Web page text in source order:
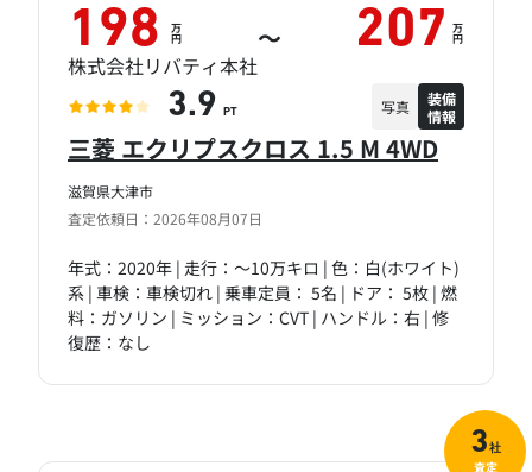
滋賀県大津市
査定依頼日：2026年08月07日
三菱 エクリプスクロス 1.5 M 4WD
年式：2020年 | 走行：～10万キロ | 色：白(ホワイト)
系 | 車検：車検切れ | 乗車定員： 5名 | ドア： 5枚 | 燃
料：ガソリン | ミッション：CVT | ハンドル：右 | 修
復歴：なし
198 万
円 ～ 207 万
円
株式会社リバティ本社
3.9 PT 写真
装備
情報
3社
査定